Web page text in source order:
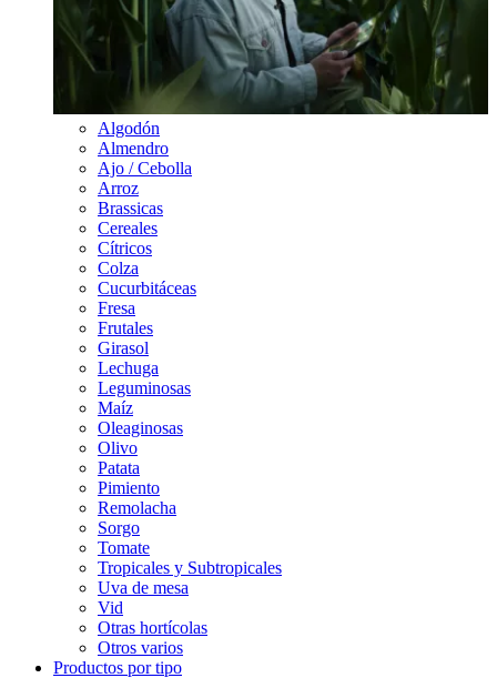
Algodón
Almendro
Ajo / Cebolla
Arroz
Brassicas
Cereales
Cítricos
Colza
Cucurbitáceas
Fresa
Frutales
Girasol
Lechuga
Leguminosas
Maíz
Oleaginosas
Olivo
Patata
Pimiento
Remolacha
Sorgo
Tomate
Tropicales y Subtropicales
Uva de mesa
Vid
Otras hortícolas
Otros varios
Productos por tipo